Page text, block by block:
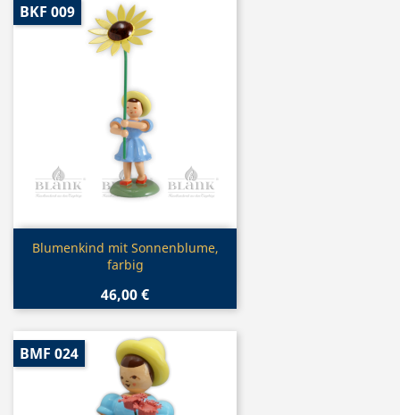
Vorschau
Blumenkind mit Sonnenblume,
farbig
46,00 €
BKF 009
BMF 024